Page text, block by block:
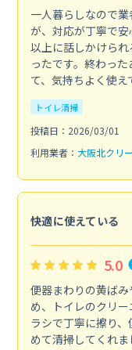
一人暮らしなので
が、対応が丁寧で
以上に話しかけら
ったです。終わっ
て、気持ちよく使え
トイレ清掃
投稿日：2026/03/01
利用業者： 大阪北クリ
快適に使えている
5.0
便器まわりの黄ば
め、トイレのクリ
ラシで丁寧に擦り
めて清掃してくれま